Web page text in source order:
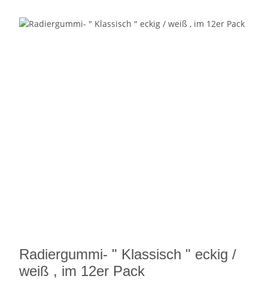
Radiergummi- " Klassisch " eckig /
weiß , im 12er Pack